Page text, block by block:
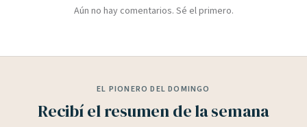
Aún no hay comentarios. Sé el primero.
EL PIONERO DEL DOMINGO
Recibí el resumen de la semana